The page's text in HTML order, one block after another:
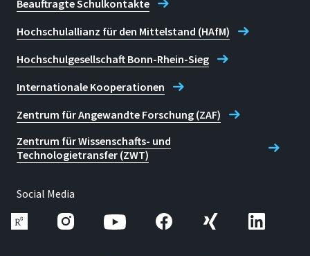
Beauftragte Schulkontakte
Hochschulallianz für den Mittelstand (HAfM)
Hochschulgesellschaft Bonn-Rhein-Sieg
Internationale Kooperationen
Zentrum für Angewandte Forschung (ZAF)
Zentrum für Wissenschafts- und
Technologietransfer (ZWT)
Social Media